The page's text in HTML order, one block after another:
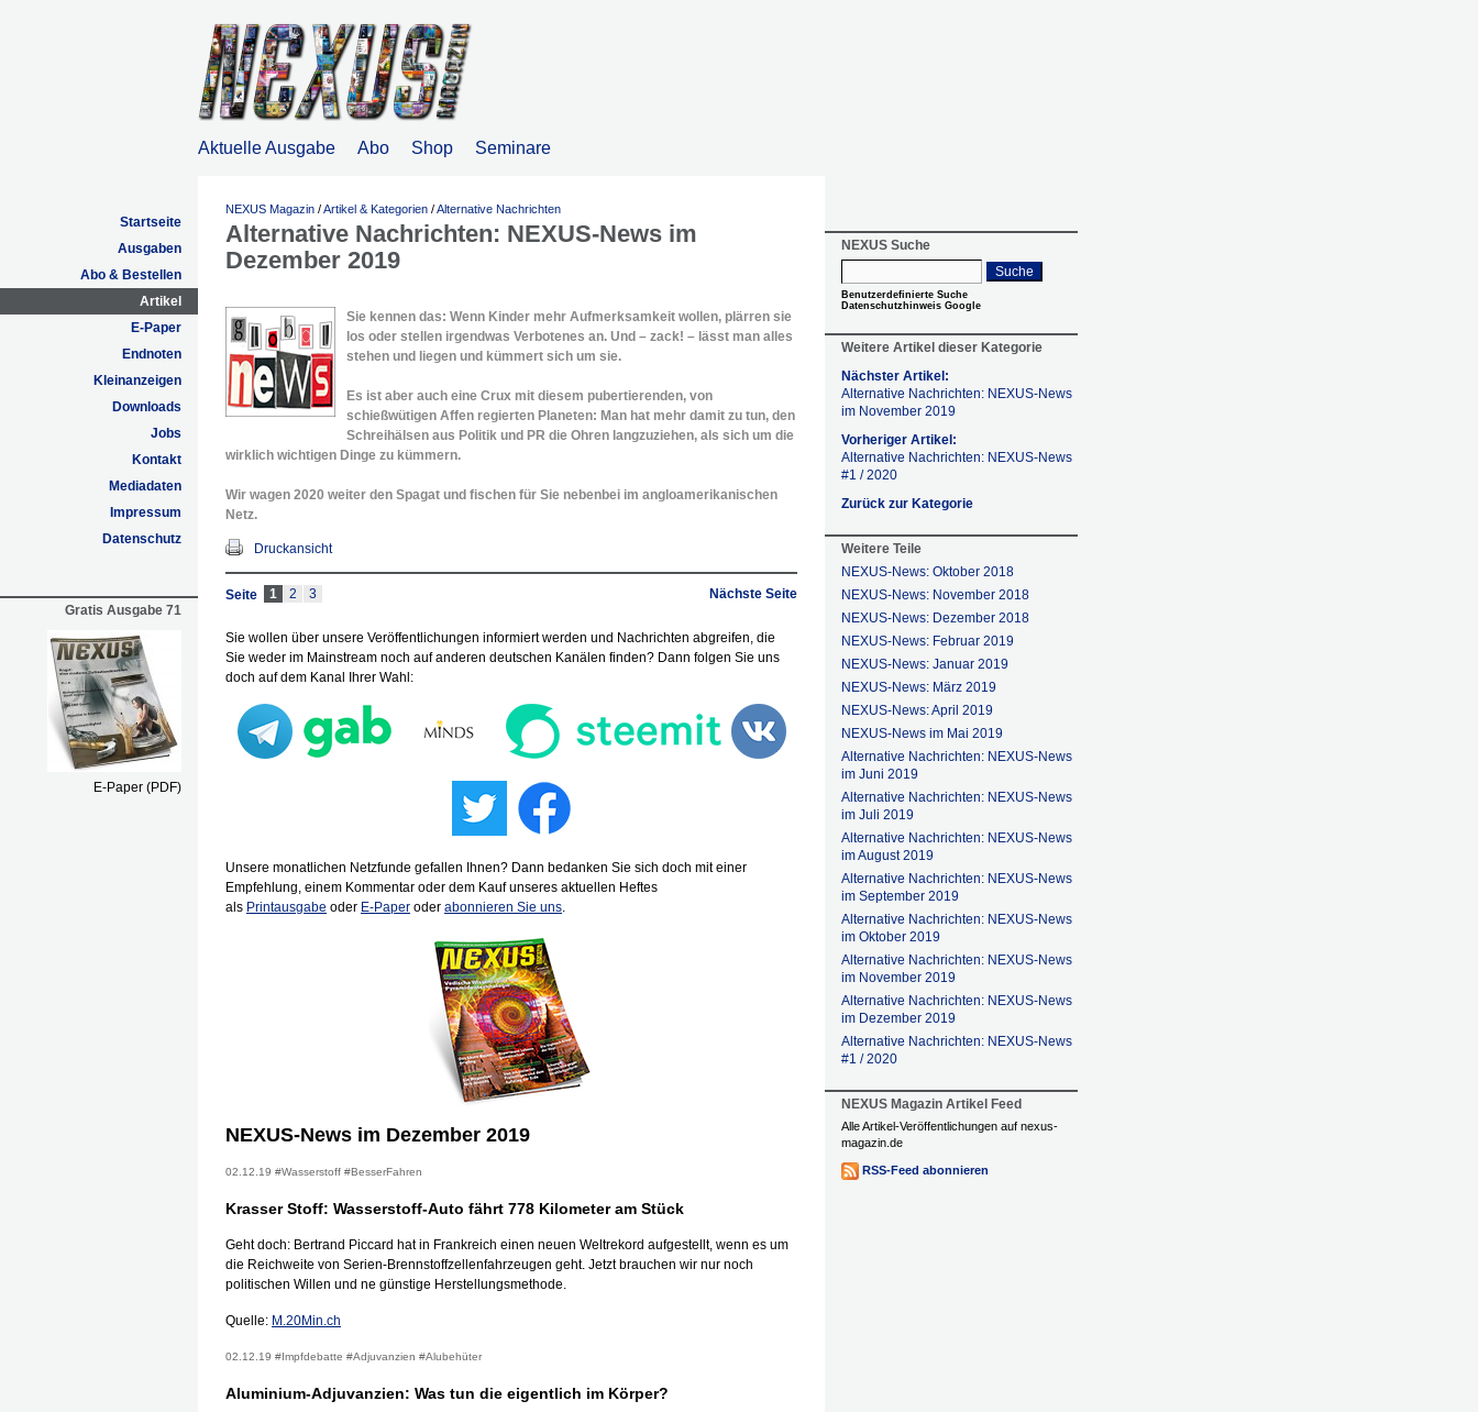
Aktuelle Ausgabe Abo Shop Seminare
Startseite
Ausgaben
Abo & Bestellen
Artikel
E-Paper
Endnoten
Kleinanzeigen
Downloads
Jobs
Kontakt
Mediadaten
Impressum
Datenschutz
Gratis Ausgabe 71
E-Paper (PDF)
NEXUS Magazin /Artikel & Kategorien /Alternative Nachrichten
Alternative Nachrichten: NEXUS-News im
Dezember 2019
Sie kennen das: Wenn Kinder mehr Aufmerksamkeit wollen, plärren sie
los oder stellen irgendwas Verbotenes an. Und – zack! – lässt man alles
stehen und liegen und kümmert sich um sie.
Es ist aber auch eine Crux mit diesem pubertierenden, von
schießwütigen Affen regierten Planeten: Man hat mehr damit zu tun, den
Schreihälsen aus Politik und PR die Ohren langzuziehen, als sich um die
wirklich wichtigen Dinge zu kümmern.
Wir wagen 2020 weiter den Spagat und fischen für Sie nebenbei im angloamerikanischen
Netz.
Druckansicht
Nächste Seite
Seite 1 2 3
Sie wollen über unsere Veröffentlichungen informiert werden und Nachrichten abgreifen, die
Sie weder im Mainstream noch auf anderen deutschen Kanälen finden? Dann folgen Sie uns
doch auf dem Kanal Ihrer Wahl:
Unsere monatlichen Netzfunde gefallen Ihnen? Dann bedanken Sie sich doch mit einer
Empfehlung, einem Kommentar oder dem Kauf unseres aktuellen Heftes
als Printausgabe oder E-Paper oder abonnieren Sie uns.
NEXUS-News im Dezember 2019
02.12.19 #Wasserstoff #BesserFahren
Krasser Stoff: Wasserstoff-Auto fährt 778 Kilometer am Stück
Geht doch: Bertrand Piccard hat in Frankreich einen neuen Weltrekord aufgestellt, wenn es um
die Reichweite von Serien-Brennstoffzellenfahrzeugen geht. Jetzt brauchen wir nur noch
politischen Willen und ne günstige Herstellungsmethode.
Quelle: M.20Min.ch
02.12.19 #Impfdebatte #Adjuvanzien #Alubehüter
Aluminium-Adjuvanzien: Was tun die eigentlich im Körper?
NEXUS Suche
Suche
Benutzerdefinierte Suche
Datenschutzhinweis Google
Weitere Artikel dieser Kategorie
Nächster Artikel:
Alternative Nachrichten: NEXUS-News
im November 2019
Vorheriger Artikel:
Alternative Nachrichten: NEXUS-News
#1 / 2020
Zurück zur Kategorie
Weitere Teile
NEXUS-News: Oktober 2018
NEXUS-News: November 2018
NEXUS-News: Dezember 2018
NEXUS-News: Februar 2019
NEXUS-News: Januar 2019
NEXUS-News: März 2019
NEXUS-News: April 2019
NEXUS-News im Mai 2019
Alternative Nachrichten: NEXUS-News
im Juni 2019
Alternative Nachrichten: NEXUS-News
im Juli 2019
Alternative Nachrichten: NEXUS-News
im August 2019
Alternative Nachrichten: NEXUS-News
im September 2019
Alternative Nachrichten: NEXUS-News
im Oktober 2019
Alternative Nachrichten: NEXUS-News
im November 2019
Alternative Nachrichten: NEXUS-News
im Dezember 2019
Alternative Nachrichten: NEXUS-News
#1 / 2020
NEXUS Magazin Artikel Feed
Alle Artikel-Veröffentlichungen auf nexus-
magazin.de
RSS-Feed abonnieren